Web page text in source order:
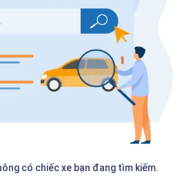
có chiếc xe bạn đang tìm kiếm.